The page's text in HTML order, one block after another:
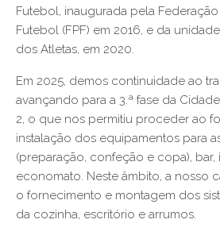
Futebol, inaugurada pela
Futebol (FPF) em 2016, e da
dos Atletas, em 2020.
Em 2025, demos continuidade ao
avançando para a 3.ª fase da
2, o que nos permitiu proceder ao
instalação dos equipamentos para
(preparação, confeção e copa),
economato. Neste âmbito, a nosso
o fornecimento e montagem dos
da cozinha, escritório e arrumos.